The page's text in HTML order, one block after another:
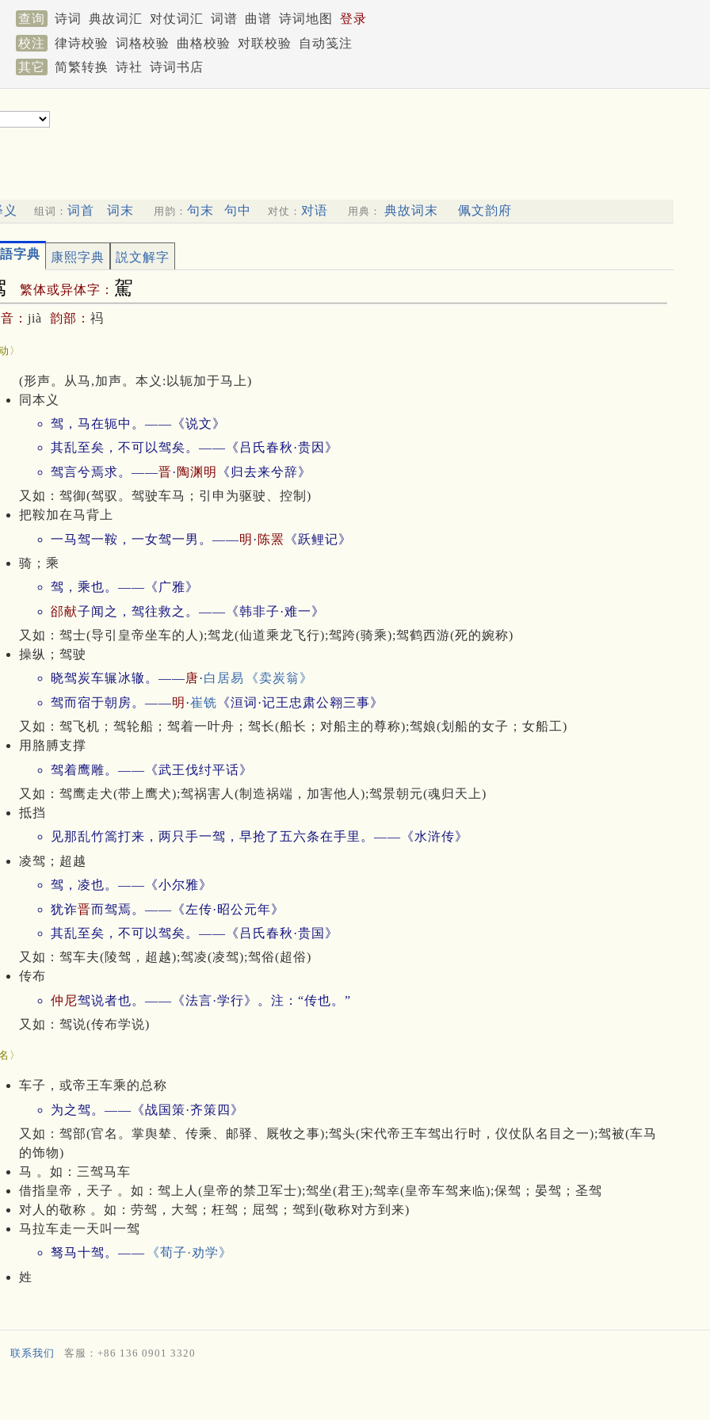
查询 诗词 典故词汇 对仗词汇 词谱 曲谱 诗词地图
登录
校注
律诗校验 词格校验 曲格校验 对联校验
自动笺注
其它
简繁转换 诗社 诗词书店
义 组词： 词首 词末 用韵： 句末 句中 对仗： 对语 用典： 典故词末 佩文韵府
字典 康熙字典 説文解字
繁体或异体字： 駕
： jià 韵部： 祃
〉
(形声。从马,加声。本义:以轭加于马上)
同本义
驾，马在轭中。——《说文》
其乱至矣，不可以驾矣。——《吕氏春秋·贵因》
驾言兮焉求。——晋· 陶渊明
《归去来兮辞》
又如：驾御(驾驭。驾驶车马；引申为驱驶、控制)
把鞍加在马背上
一马驾一鞍，一女驾一男。——明 · 陈罴 《跃鲤记》
骑；乘
驾，乘也。——《广雅》
郤献子闻之，驾往救之。——《韩非子·难一》
又如：驾士(导引皇帝坐车的人);驾龙(仙道乘龙飞行);驾跨(骑乘);驾鹤西游(死的婉称)
操纵；驾驶
晓驾炭车辗冰辙。——唐·白居易
《卖炭翁》
驾而宿于朝房。——明 ·崔铣 《洹词·记王忠肃公翱三事》
又如：驾飞机；驾轮船；驾着一叶舟；驾长(船长；对船主的尊称);驾娘(划船的女子；女船工)
用胳膊支撑
驾着鹰雕。——《武王伐纣平话》
又如：驾鹰走犬(带上鹰犬);驾祸害人(制造祸端，加害他人);驾景朝元(魂归天上)
抵挡
见那乱竹篙打来，两只手一驾，早抢了五六条在手里。——《水浒传》
凌驾；超越
驾，凌也。——《小尔雅》
犹诈晋而驾焉。——《左传·昭公元年》
其乱至矣，不可以驾矣。——《吕氏春秋·贵国》
又如：驾车夫(陵驾，超越);驾凌(凌驾);驾俗(超俗)
传布
仲尼驾说者也。——《法言·学行》。注：“传也。”
又如：驾说(传布学说)
〉
车子，或帝王车乘的总称
为之驾。——《战国策·齐策四》
又如：驾部(官名。掌舆辇、传乘、邮驿、厩牧之事);驾头(宋代帝王车驾出行时，仪仗队名目之一);驾被(车马
的饰物)
马 。如：三驾马车
借指皇帝，天子 。如：驾上人(皇帝的禁卫军士);驾坐(君王);驾幸(皇帝车驾来临);保驾；晏驾；圣驾
对人的敬称 。如：劳驾，大驾；枉驾；屈驾；驾到(敬称对方到来)
马拉车走一天叫一驾
驽马十驾。——
《荀子·劝学》
姓
联系我们 客服：+86 136 0901 3320